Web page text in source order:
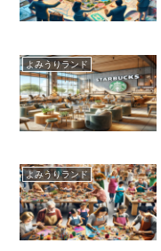
よみうりランド
よみうりランド